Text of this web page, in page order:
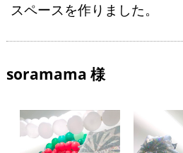
スペースを作りました。
soramama 様